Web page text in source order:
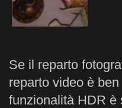
Se il reparto
reparto video è
funzionalità HDR è